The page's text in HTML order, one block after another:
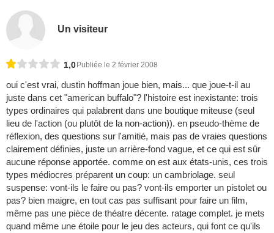
Un visiteur
1,0 Publiée le 2 février 2008
oui c'est vrai, dustin hoffman joue bien, mais... que joue-t-il au
juste dans cet "american buffalo"? l'histoire est inexistante: trois
types ordinaires qui palabrent dans une boutique miteuse (seul
lieu de l'action (ou plutôt de la non-action)). en pseudo-thème de
réflexion, des questions sur l'amitié, mais pas de vraies questions
clairement définies, juste un arrière-fond vague, et ce qui est sûr
aucune réponse apportée. comme on est aux états-unis, ces trois
types médiocres préparent un coup: un cambriolage. seul
suspense: vont-ils le faire ou pas? vont-ils emporter un pistolet ou
pas? bien maigre, en tout cas pas suffisant pour faire un film,
même pas une pièce de théatre décente. ratage complet. je mets
quand même une étoile pour le jeu des acteurs, qui font ce qu'ils